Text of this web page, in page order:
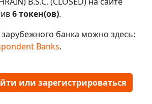
6 токен(ов).
банка можно здесь:
Banks.
или зарегистрироваться